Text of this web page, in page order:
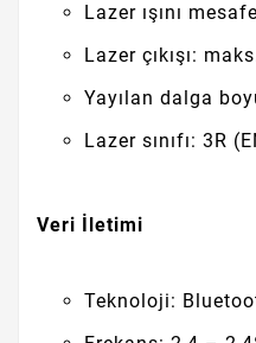
Lazer ışını
Lazer çıkışı:
Yayılan dalga
Lazer sınıfı: 3R
Veri İletimi
Teknoloji: